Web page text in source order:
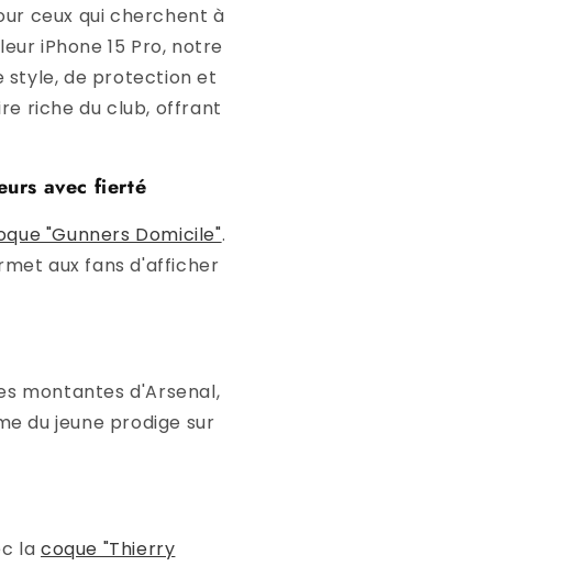
ceux qui cherchent à
iPhone 15 Pro, notre
style, de protection et
riche du club, offrant
avec fierté
"Gunners Domicile".
aux fans d'afficher
montantes d'Arsenal,
du jeune prodige sur
lacoque "Thierry